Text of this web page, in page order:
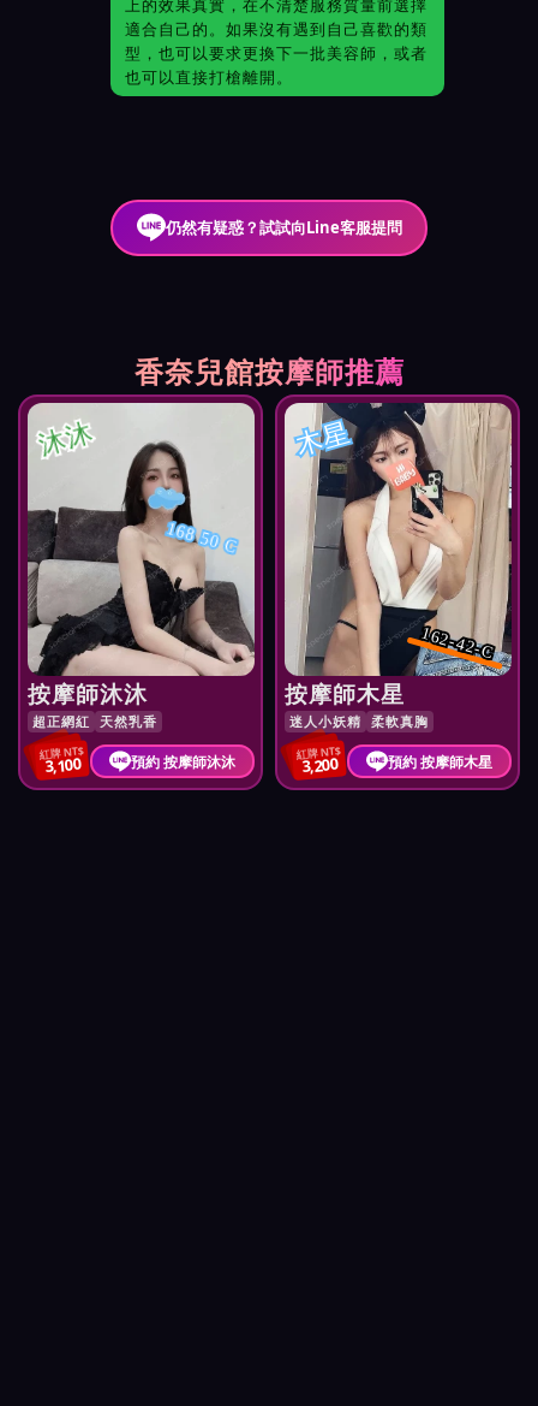
上的效果真實，在不清楚服務質量前選擇
適合自己的。如果沒有遇到自己喜歡的類
型，也可以要求更換下一批美容師，或者
也可以直接打槍離開。
仍然有疑惑？試試向Line客服提問
香奈兒館按摩師推薦
沐沐
168 50 C
按摩師沐沐
超正網紅 天然乳香
紅牌 NT$
3,100 預約 按摩師沐沐
木星
162-42-C
按摩師木星
迷人小妖精 柔軟真胸
紅牌 NT$
3,200 預約 按摩師木星